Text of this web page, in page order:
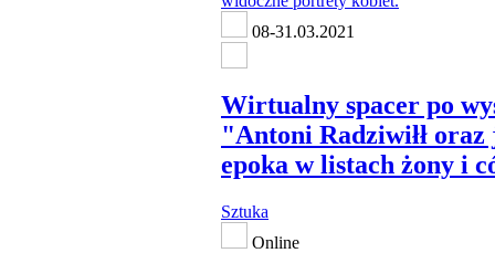
08-31.03.2021
Wirtualny spacer po
"Antoni Radziwiłł oraz
epoka w listach żony i
Sztuka
Online